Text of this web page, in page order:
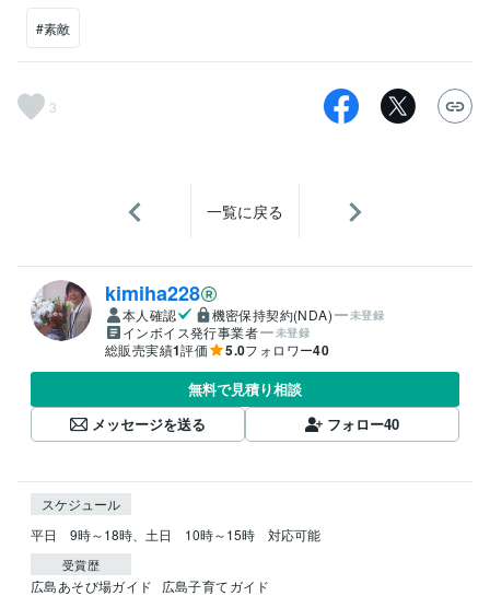
#素敵
3
一覧に戻る
kimiha228
本人確認 機密保持契約(NDA) 未登録
インボイス発行事業者 未登録
総販売実績1評価 5.0フォロワー40
無料で見積り相談
メッセージを送る
フォロー40
スケジュール
平日　9時～18時、土日　10時～15時　対応可能
受賞歴
広島あそび場ガイド 広島子育てガイド